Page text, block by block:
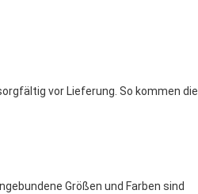
vor Lieferung. So kommen die
Größen und Farben sind